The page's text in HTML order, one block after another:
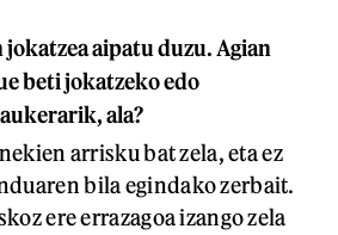
aipatu duzu. Agian
beti jokatzeko edo
ala?
arrisku bat zela, eta ez
bila egindako zerbait.
ere errazagoa izango zela